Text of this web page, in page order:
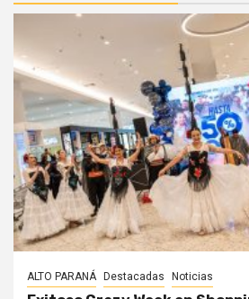
ALTO PARANÁ Destacadas Noticias